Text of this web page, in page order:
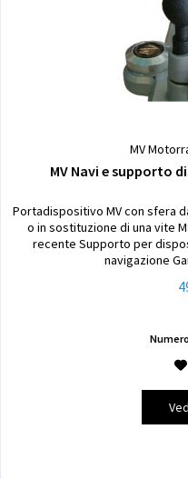
MV
MV Navi e supporto
Portadispositivo MV con sfera
o in sostituzione di una vite
recente Supporto per
navigazione